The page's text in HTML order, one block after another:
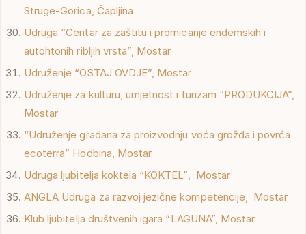
Struge-Gorica, Čapljina
Udruga “Centar za zaštitu i promicanje endemskih i
autohtonih ribljih vrsta”, Mostar
Udruženje “OSTAJ OVDJE”, Mostar
Udruženje za kulturu, umjetnost i turizam “PRODUKCIJA”,
Mostar
“Udruženje građana za proizvodnju voća grožđa i povrća
ecoterra” Hodbina, Mostar
Udruga ljubitelja koktela “KOKTEL”, Mostar
ANGLA Udruga za razvoj jezične kompetencije, Mostar
Klub ljubitelja društvenih igara “LAGUNA”, Mostar